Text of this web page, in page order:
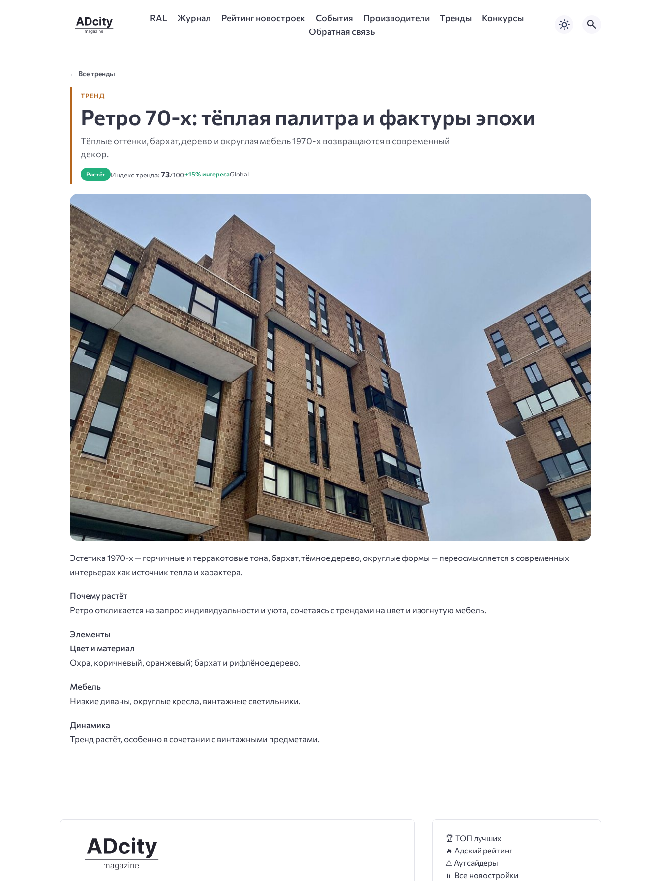
RAL Журнал Рейтинг новостроек События Производители Тренды
Конкурсы
Обратная связь
← Все тренды
ТРЕНД
Ретро 70-х: тёплая палитра и фактуры эпохи
Тёплые оттенки, бархат, дерево и округлая мебель 1970-х возвращаются в современный
декор.
Растёт Индекс тренда:73/100+15% интересаGlobal
Эстетика 1970-х — горчичные и терракотовые тона, бархат, тёмное дерево, округлые формы — переосмысляется в современных
интерьерах как источник тепла и характера.
Почему растёт
Ретро откликается на запрос индивидуальности и уюта, сочетаясь с трендами на цвет и изогнутую мебель.
Элементы
Цвет и материал
Охра, коричневый, оранжевый; бархат и рифлёное дерево.
Мебель
Низкие диваны, округлые кресла, винтажные светильники.
Динамика
Тренд растёт, особенно в сочетании с винтажными предметами.
🏆 ТОП лучших
🔥 Адский рейтинг
⚠️ Аутсайдеры
📊 Все новостройки